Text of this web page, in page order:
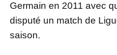
Germain en 2011 avec
disputé un match de
saison.